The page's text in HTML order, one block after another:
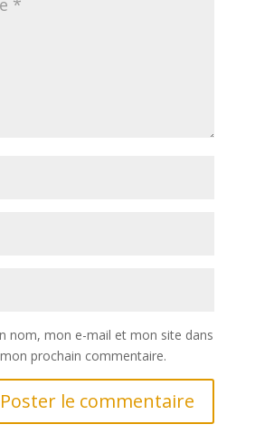
nom, mon e-mail et mon site dans
prochain commentaire.